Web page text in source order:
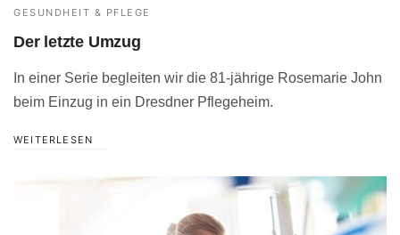
GESUNDHEIT & PFLEGE
Der letzte Umzug
In einer Serie begleiten wir die 81-jährige Rosemarie John
beim Einzug in ein Dresdner Pflegeheim.
WEITERLESEN